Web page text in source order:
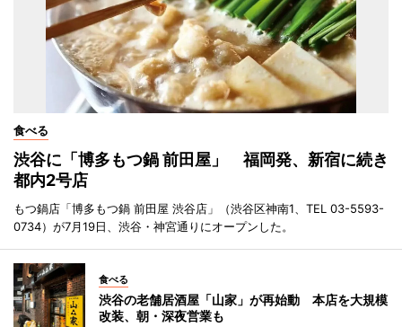
食べる
渋谷に「博多もつ鍋 前田屋」 福岡発、新宿に続き
都内2号店
もつ鍋店「博多もつ鍋 前田屋 渋谷店」（渋谷区神南1、TEL 03-5593-
0734）が7月19日、渋谷・神宮通りにオープンした。
食べる
渋谷の老舗居酒屋「山家」が再始動 本店を大規模
改装、朝・深夜営業も